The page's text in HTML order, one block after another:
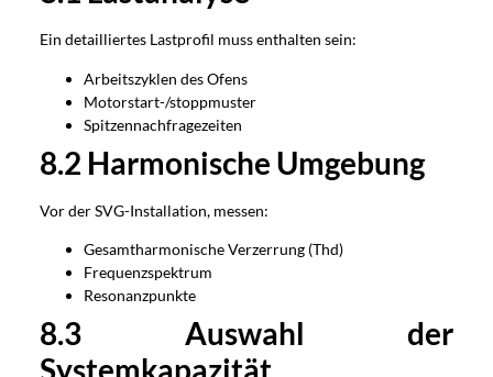
Ein detailliertes Lastprofil muss enthalten sein:
Arbeitszyklen des Ofens
Motorstart-/stoppmuster
Spitzennachfragezeiten
8.2 Harmonische Umgebung
Vor der SVG-Installation, messen:
Gesamtharmonische Verzerrung (Thd)
Frequenzspektrum
Resonanzpunkte
8.3 Auswahl der
Systemkapazität